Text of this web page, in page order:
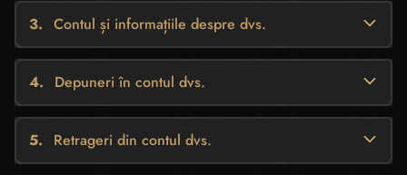
Contul și informațiile despre dvs.
Depuneri în contul dvs.
Retrageri din contul dvs.